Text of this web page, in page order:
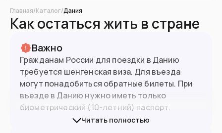
Главная/Каталог/Дания
Как остаться жить в стране
Важно
Гражданам России для поездки в Данию
требуется шенгенская виза. Для въезда
могут понадобиться обратные билеты. При
въезде в Данию нужно иметь только
биометрический (10-летний) паспорт.
Читать полностью